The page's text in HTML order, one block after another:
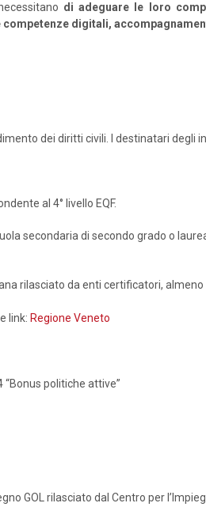
di adeguare le loro
digitali,
dei diritti civili. I destinatari
al 4° livello EQF.
secondaria di secondo grado o
rilasciato da enti certificatori, almeno
link: Regione Veneto
politiche attive”
GOL rilasciato dal Centro per